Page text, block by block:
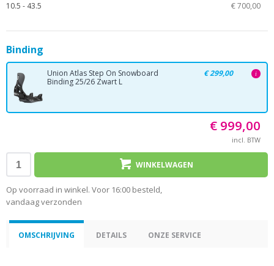
10.5 - 43.5 € 700,00
Binding
Union Atlas Step On Snowboard
Binding 25/26 Zwart L
€ 299,00 i
€ 999,00
incl. BTW
WINKELWAGEN
Op voorraad in winkel. Voor 16:00 besteld,
vandaag verzonden
OMSCHRIJVING DETAILS ONZE SERVICE